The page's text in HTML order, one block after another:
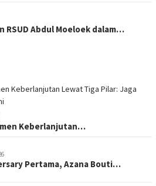
RSUD Abdul Moeloek dalam…
Keberlanjutan…
Pertama, Azana Bouti…